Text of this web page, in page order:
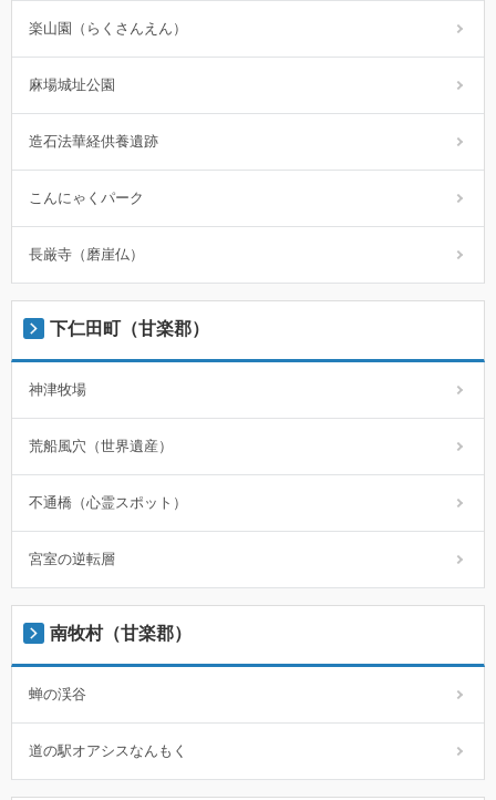
楽山園（らくさんえん）
麻場城址公園
造石法華経供養遺跡
こんにゃくパーク
長厳寺（磨崖仏）
下仁田町（甘楽郡）
神津牧場
荒船風穴（世界遺産）
不通橋（心霊スポット）
宮室の逆転層
南牧村（甘楽郡）
蝉の渓谷
道の駅オアシスなんもく